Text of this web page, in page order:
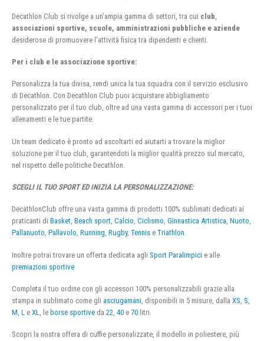
Decathlon Club si rivolge a un’ampia gamma di settori, tra cui club
associazioni sportive, scuole, amministrazioni pubbliche e aziende
desiderose di promuovere l’attività fisica tra dipendenti e clienti.
Per i club e le associazione sportive:
Personalizza la tua divisa, rendi unica la tua squadra con il servizio esclusivo
di Decathlon. Con Decathlon Club puoi acquistare abbigliamento
personalizzato per il tuo club, oltre ad una vasta gamma di accessori per i tuoi
allenamenti e le tue partite.
Un team dedicato è pronto ad ascoltarti ed aiutarti a trovare la miglior
soluzione per il tuo club, garantendoti la miglior qualità prezzo sul mercato,
nel rispetto delle politiche Decathlon.
SCEGLI IL TUO SPORT ED INIZIA LA PERSONALIZZAZIONE:
DecathlonClub offre una vasta gamma di prodotti 100% sublimati dedicati ai
praticanti di Basket, Beach sport, Calcio, Ciclismo, Ginnastica Artistica, Nuoto,
Pallanuoto, Pallavolo, Running, Rugby, Tennis e Triathlon.
Inoltre potrai trovare un offerta dedicata agli Sport Paralimpici e alle
premiazioni sportive
Completa il tuo ordine con gli accessori 100% personalizzabili grazie alla
stampa in sublimato come gli asciugamani , disponibili in 5 misure, dalla XS S
M L e XL , le borse sportive da 22 40 e 70 litri.
Scopri la nostra offera di cuffie personalizzate, il modello in poliestere, più